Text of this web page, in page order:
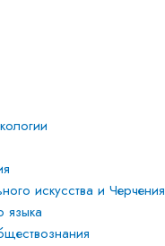
искусства и Черчения
языка